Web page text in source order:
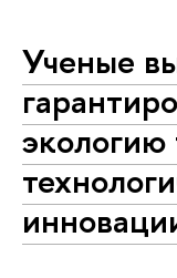
Ученые
экологию